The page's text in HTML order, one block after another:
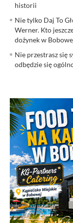
historii
Nie tylko Daj To
Werner. Kto
dożynek w
Nie przestrasz się
odbędzie się